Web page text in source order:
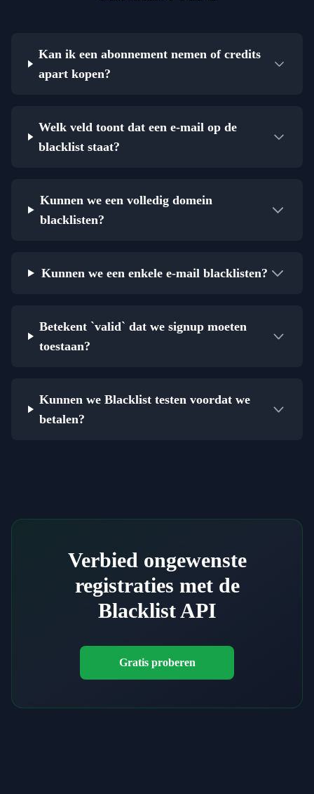
Kan ik een abonnement nemen of credits
apart kopen?
Welk veld toont dat een e-mail op de
blacklist staat?
Kunnen we een volledig domein
blacklisten?
Kunnen we een enkele e-mail blacklisten?
Betekent `valid` dat we signup moeten
toestaan?
Kunnen we Blacklist testen voordat we
betalen?
Verbied ongewenste
registraties met de
Blacklist API
Gratis proberen